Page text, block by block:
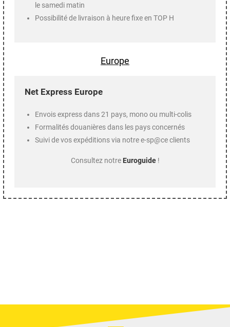
le samedi matin
Possibilité de livraison à heure fixe en TOP H
Europe
Net Express Europe
Envois express dans 21 pays, mono ou multi-colis
Formalités douanières dans les pays concernés
Suivi de vos expéditions via notre e-sp@ce clients
Consultez notre Euroguide!